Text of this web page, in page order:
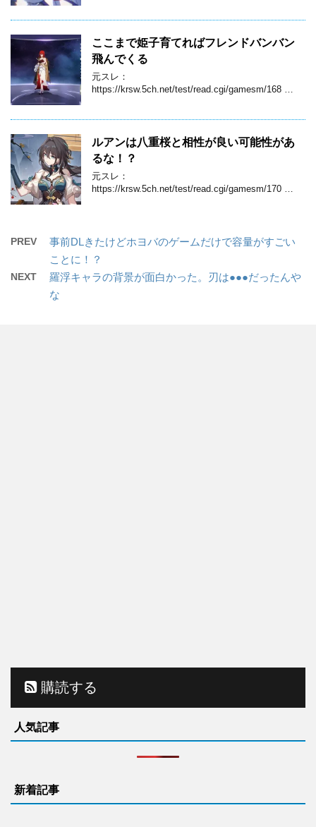
ここまで姫子育てればフレンドバンバン
飛んでくる
元スレ：
https://krsw.5ch.net/test/read.cgi/gamesm/168 …
ルアンは八重桜と相性が良い可能性があ
るな！？
元スレ：
https://krsw.5ch.net/test/read.cgi/gamesm/170 …
PREV
事前DLきたけどホヨバのゲームだけで容量がすごい
ことに！？
NEXT
羅浮キャラの背景が面白かった。刃は●●●だったんや
な
購読する
人気記事
新着記事